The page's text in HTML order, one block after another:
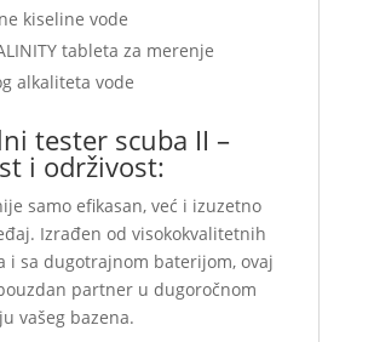
kiseline vode
tableta za merenje
alkaliteta vode
tester scuba II –
i održivost:
samo efikasan, već i izuzetno
Izrađen od visokokvalitetnih
i sa dugotrajnom baterijom, ovaj
partner u dugoročnom
vašeg bazena.